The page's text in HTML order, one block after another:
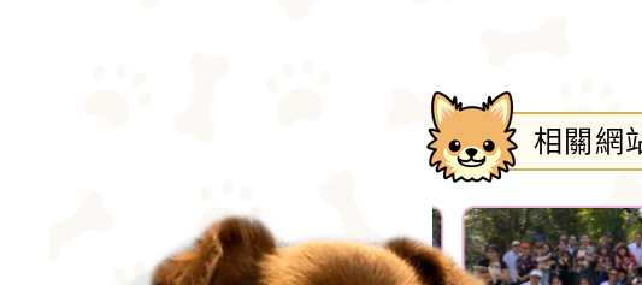
娃
分
犬
熱
格
相關網